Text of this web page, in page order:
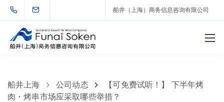
船井（上海）商务信息咨询有限公司
船井上海 公司动态
【可免费试听！】 下半年烤
肉・烤串市场应采取哪些举措？